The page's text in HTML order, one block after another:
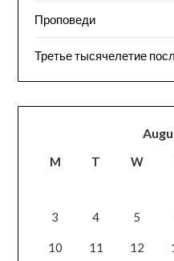
Проповеди
Третье тысячелетие
M T W
3 4 5
10 11 12